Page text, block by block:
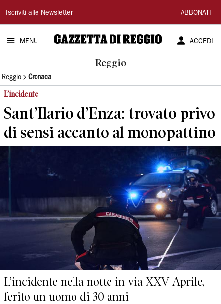
Gazzetta
di
Reggio
Iscriviti alle Newsletter ABBONATI
MENU ACCEDI
Reggio
Reggio Cronaca
L’incidente
Sant’Ilario d’Enza: trovato privo
di sensi accanto al monopattino
L’incidente nella notte in via XXV Aprile,
ferito un uomo di 30 anni